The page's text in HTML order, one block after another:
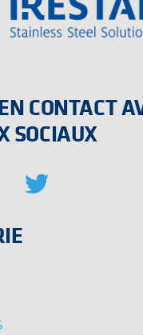
CONTACT
SOCIAUX